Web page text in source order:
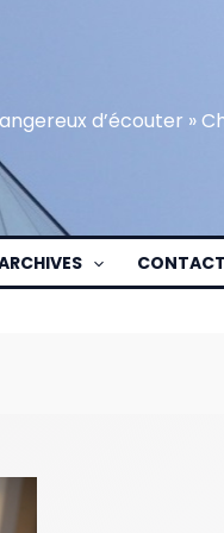
d’écouter »
CONTACT